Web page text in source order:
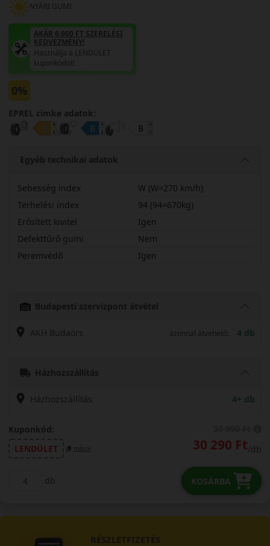
NYÁRI GUMI
AKÁR 6.000 FT SZERELÉSI
KEDVEZMÉNY!
Használja a LENDÜLET
kuponkódot!
0%
EPREL cimke adatok:
Egyéb technikai adatok
Sebesség index
W (W=270 km/h)
Terhelési index
94 (94=670kg)
Erősített kivitel
Igen
Defekttűrő gumi
Nem
Peremvédő
Igen
Budapesti szervizpont átvétel
AKH Budaörs azonnal átvehető: 4 db
Házhozszállítás
Házhozszállítás 4+ db
Kuponkód:
LENDÜLET
másol 30 290 Ft/db
db KOSÁRBA
RÉSZLETFIZETÉS